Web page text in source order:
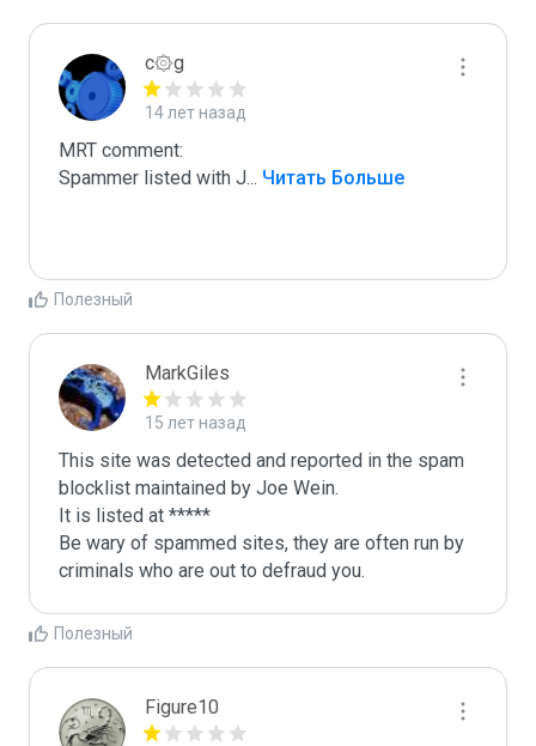
c۞g
14 лет назад
MRT comment:
Spammer listed with J... Читать Больше
Полезный
MarkGiles
15 лет назад
This site was detected and reported in the spam
blocklist maintained by Joe Wein.
It is listed at *****
Be wary of spammed sites, they are often run by
criminals who are out to defraud you.
Полезный
Figure10